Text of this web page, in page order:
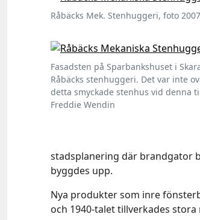
Råbäcks Mek. Stenhuggeri, foto
Fasadsten på Sparbankshuset i
Råbäcks stenhuggeri. Det var inte
detta smyckade stenhus vid denna
Freddie Wendin
stadsplanering där brandgator
byggdes upp.
Nya produkter som inre
och 1940-talet tillverkades